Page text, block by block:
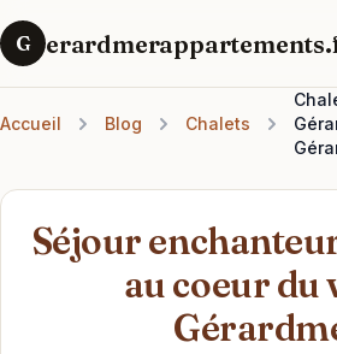
G
Accueil Blog Chalets
Séjour
au coeur du